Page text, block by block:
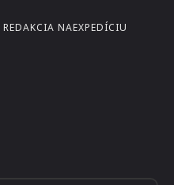
REDAKCIA NAEXPEDÍCIU